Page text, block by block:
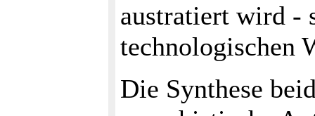
austratiert wird -
technologischen
Die Synthese